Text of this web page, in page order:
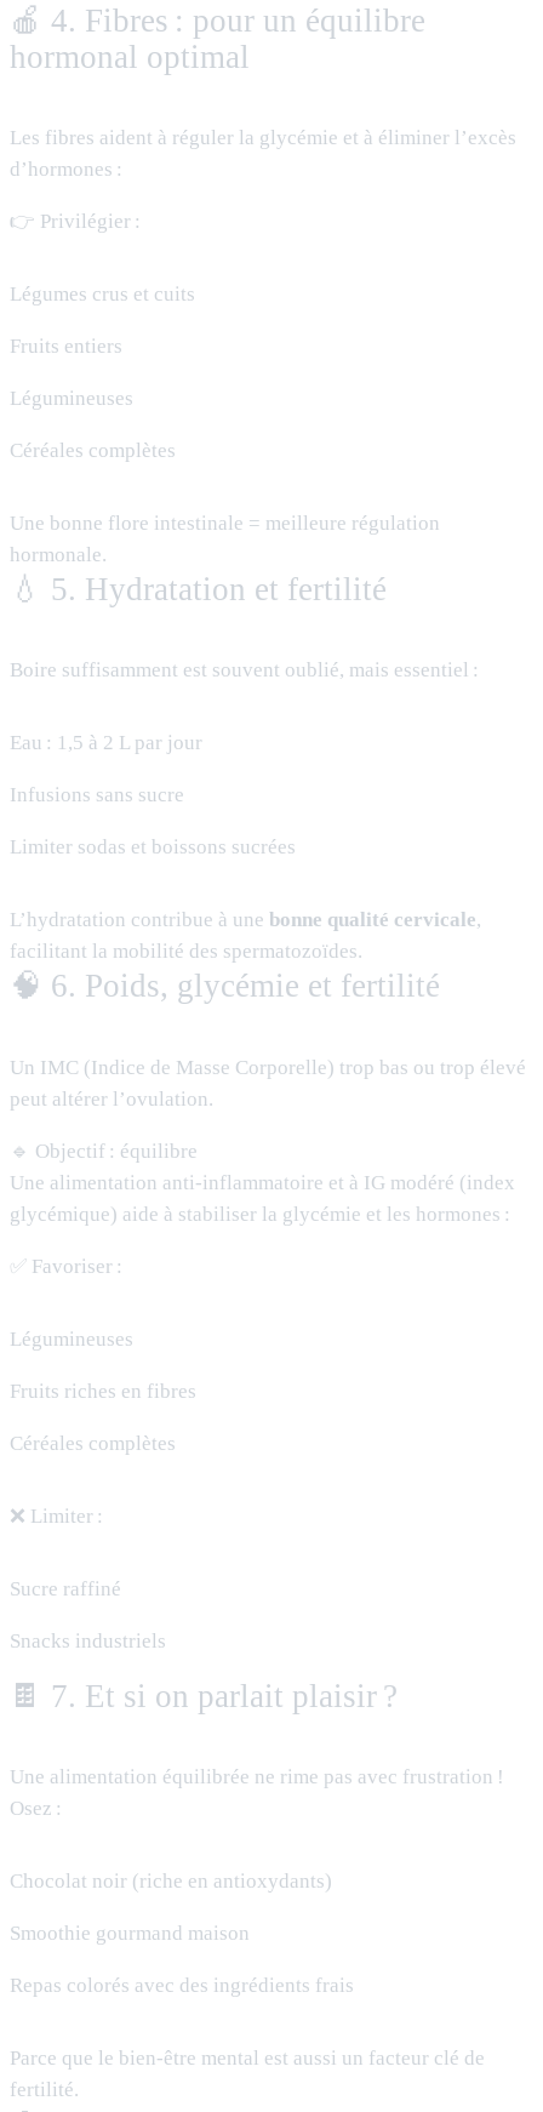
🍎 4. Fibres : pour un équilibre
hormonal optimal
Les fibres aident à réguler la glycémie et à éliminer l’excès
d’hormones :
👉 Privilégier :
Légumes crus et cuits
Fruits entiers
Légumineuses
Céréales complètes
Une bonne flore intestinale = meilleure régulation
hormonale.
💧 5. Hydratation et fertilité
Boire suffisamment est souvent oublié, mais essentiel :
Eau : 1,5 à 2 L par jour
Infusions sans sucre
Limiter sodas et boissons sucrées
L’hydratation contribue à une bonne qualité cervicale,
facilitant la mobilité des spermatozoïdes.
🧠 6. Poids, glycémie et fertilité
Un IMC (Indice de Masse Corporelle) trop bas ou trop élevé
peut altérer l’ovulation.
🔹 Objectif : équilibre
Une alimentation anti-inflammatoire et à IG modéré (index
glycémique) aide à stabiliser la glycémie et les hormones :
✅ Favoriser :
Légumineuses
Fruits riches en fibres
Céréales complètes
❌ Limiter :
Sucre raffiné
Snacks industriels
🍫 7. Et si on parlait plaisir ?
Une alimentation équilibrée ne rime pas avec frustration !
Osez :
Chocolat noir (riche en antioxydants)
Smoothie gourmand maison
Repas colorés avec des ingrédients frais
Parce que le bien-être mental est aussi un facteur clé de
fertilité.